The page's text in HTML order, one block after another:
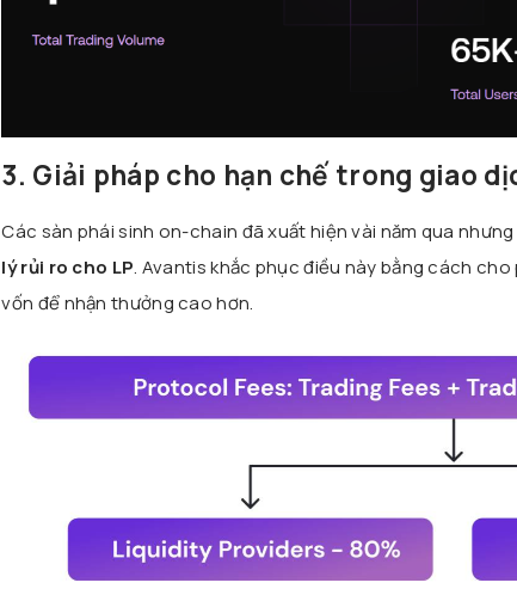
3. Giải pháp cho hạn chế trong giao
Các sàn phái sinh on-chain đã xuất hiện vài năm qua
lý rủi ro cho LP. Avantis khắc phục điều này bằng cách
vốn để nhận thưởng cao hơn.